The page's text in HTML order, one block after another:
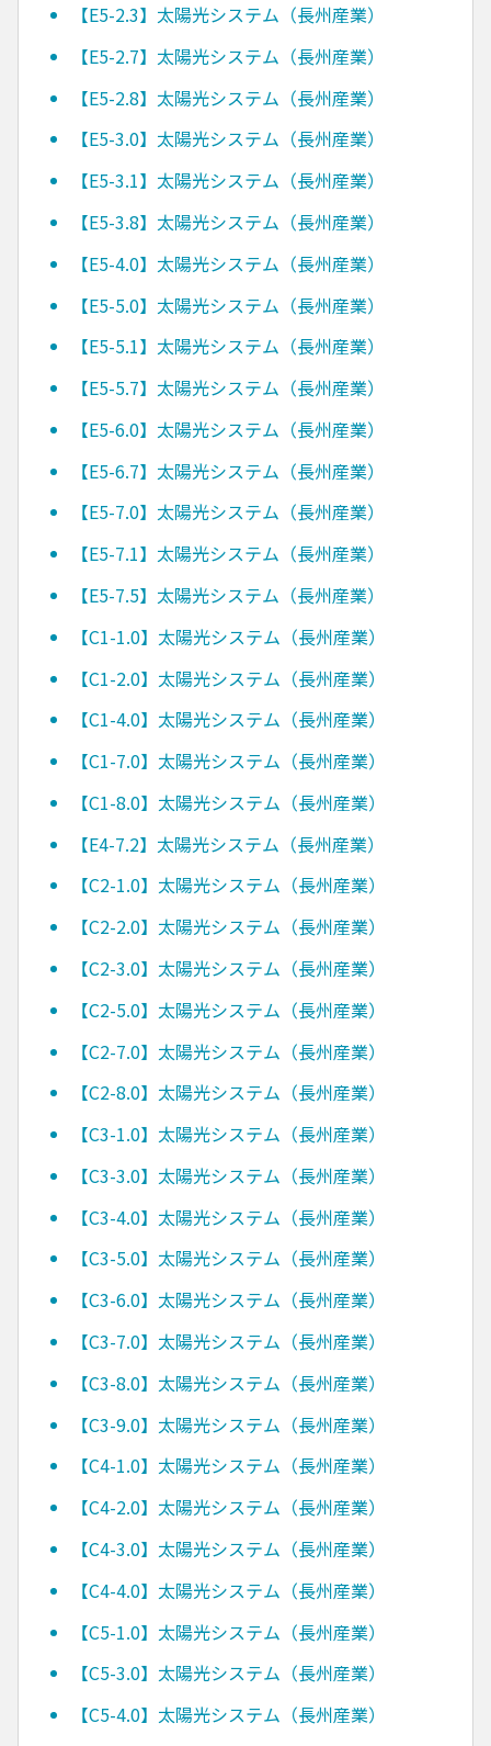
【E5-2.3】太陽光システム（長州産業）
【E5-2.7】太陽光システム（長州産業）
【E5-2.8】太陽光システム（長州産業）
【E5-3.0】太陽光システム（長州産業）
【E5-3.1】太陽光システム（長州産業）
【E5-3.8】太陽光システム（長州産業）
【E5-4.0】太陽光システム（長州産業）
【E5-5.0】太陽光システム（長州産業）
【E5-5.1】太陽光システム（長州産業）
【E5-5.7】太陽光システム（長州産業）
【E5-6.0】太陽光システム（長州産業）
【E5-6.7】太陽光システム（長州産業）
【E5-7.0】太陽光システム（長州産業）
【E5-7.1】太陽光システム（長州産業）
【E5-7.5】太陽光システム（長州産業）
【C1-1.0】太陽光システム（長州産業）
【C1-2.0】太陽光システム（長州産業）
【C1-4.0】太陽光システム（長州産業）
【C1-7.0】太陽光システム（長州産業）
【C1-8.0】太陽光システム（長州産業）
【E4-7.2】太陽光システム（長州産業）
【C2-1.0】太陽光システム（長州産業）
【C2-2.0】太陽光システム（長州産業）
【C2-3.0】太陽光システム（長州産業）
【C2-5.0】太陽光システム（長州産業）
【C2-7.0】太陽光システム（長州産業）
【C2-8.0】太陽光システム（長州産業）
【C3-1.0】太陽光システム（長州産業）
【C3-3.0】太陽光システム（長州産業）
【C3-4.0】太陽光システム（長州産業）
【C3-5.0】太陽光システム（長州産業）
【C3-6.0】太陽光システム（長州産業）
【C3-7.0】太陽光システム（長州産業）
【C3-8.0】太陽光システム（長州産業）
【C3-9.0】太陽光システム（長州産業）
【C4-1.0】太陽光システム（長州産業）
【C4-2.0】太陽光システム（長州産業）
【C4-3.0】太陽光システム（長州産業）
【C4-4.0】太陽光システム（長州産業）
【C5-1.0】太陽光システム（長州産業）
【C5-3.0】太陽光システム（長州産業）
【C5-4.0】太陽光システム（長州産業）